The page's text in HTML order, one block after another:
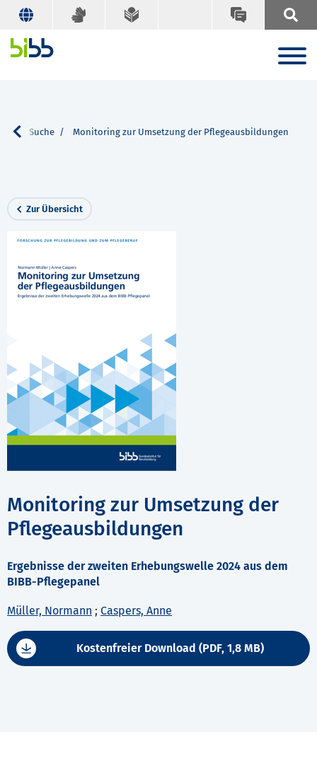
Suche Monitoring zur Umsetzung der Pflegeausbildungen
Zur Übersicht
Monitoring zur Umsetzung der
Pflegeausbildungen
Ergebnisse der zweiten Erhebungswelle 2024 aus dem
BIBB-Pflegepanel
Müller, Normann ; Caspers, Anne
Kostenfreier Download (PDF, 1,8 MB)